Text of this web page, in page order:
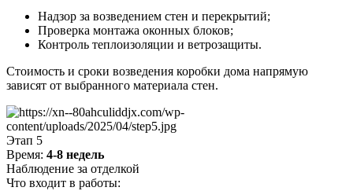
Надзор за возведением стен и перекрытий;
Проверка монтажа оконных блоков;
Контроль теплоизоляции и ветрозащиты.
Стоимость и сроки возведения коробки дома напрямую
зависят от выбранного материала стен.
Этап 5
Время: 4-8 недель
Наблюдение за отделкой
Что входит в работы: